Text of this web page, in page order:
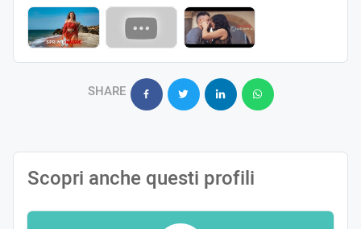
SHARE
Scopri anche questi profili